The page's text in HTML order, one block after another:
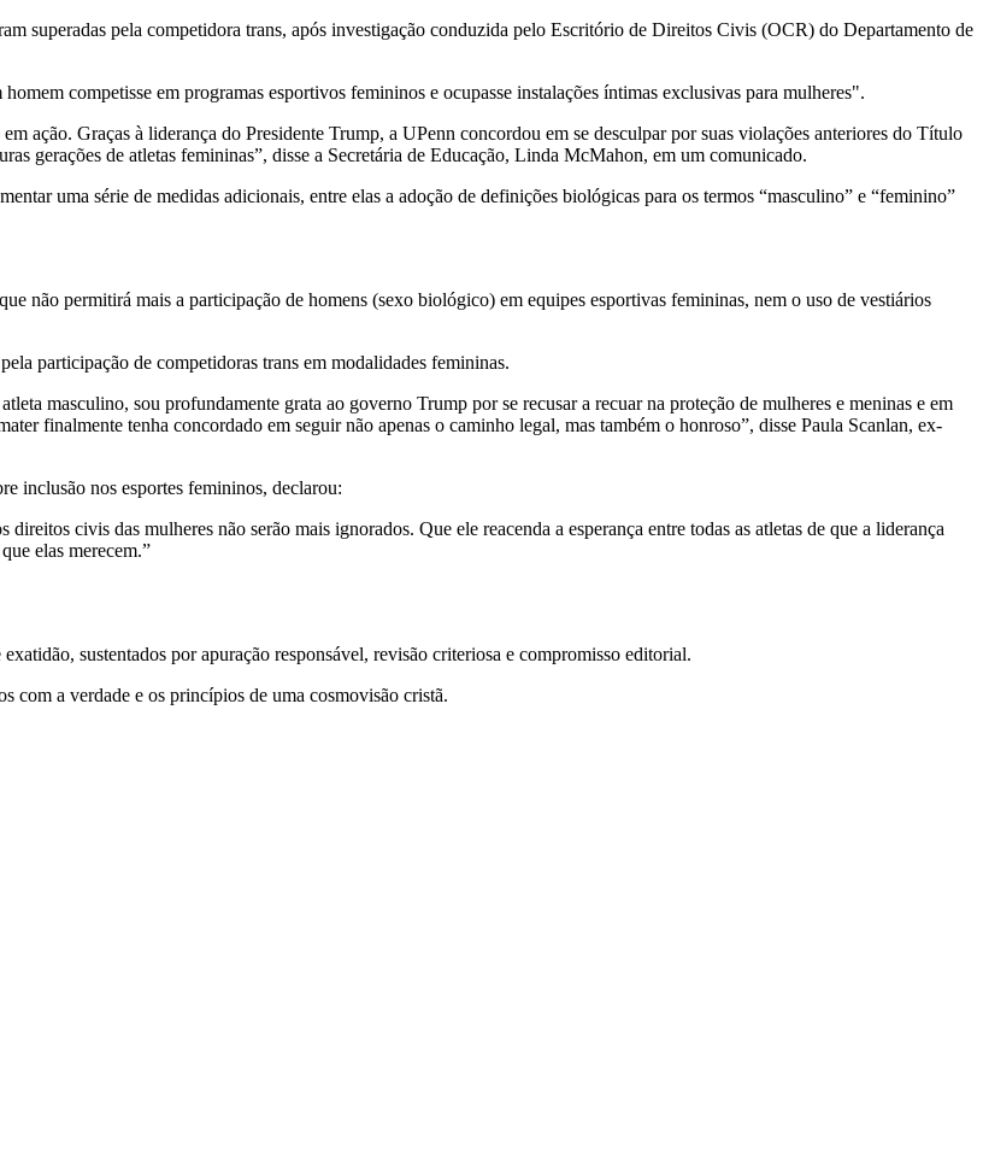
superadas pela competidora trans, após investigação conduzida pelo Escritório de Direitos Civis (OCR) do Departamento de
competisse em programas esportivos femininos e ocupasse instalações íntimas exclusivas para mulheres".
ação. Graças à liderança do Presidente Trump, a UPenn concordou em se desculpar por suas violações anteriores do Título
gerações de atletas femininas”, disse a Secretária de Educação, Linda McMahon, em um comunicado.
uma série de medidas adicionais, entre elas a adoção de definições biológicas para os termos “masculino” e “feminino”
não permitirá mais a participação de homens (sexo biológico) em equipes esportivas femininas, nem o uso de vestiários
participação de competidoras trans em modalidades femininas.
masculino, sou profundamente grata ao governo Trump por se recusar a recuar na proteção de mulheres e meninas e em
finalmente tenha concordado em seguir não apenas o caminho legal, mas também o honroso”, disse Paula Scanlan, ex-
inclusão nos esportes femininos, declarou:
civis das mulheres não serão mais ignorados. Que ele reacenda a esperança entre todas as atletas de que a liderança
elas merecem.”
sustentados por apuração responsável, revisão criteriosa e compromisso editorial.
com a verdade e os princípios de uma cosmovisão cristã.